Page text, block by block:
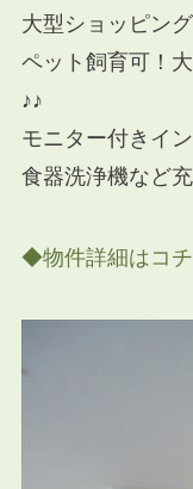
大型ショッピン
ペット飼育可！
♪♪
モニター付きイ
食器洗浄機など
◆物件詳細はコ